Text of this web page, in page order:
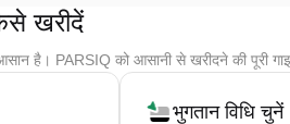
खरीदें
है। PARSIQ को आसानी से खरीदने की पूरी
भुगतान विधि चुनें